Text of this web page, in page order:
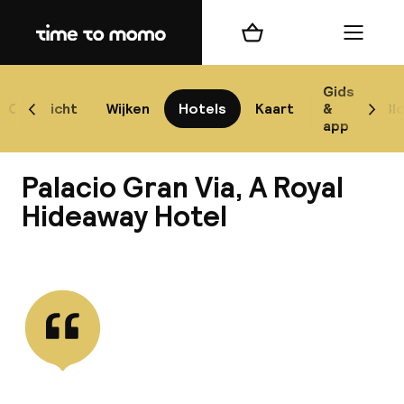
Home
Overzicht Wijken Hotels Kaart
Gids
&
app
Scroll naar links
Winkelmand Menu
Palacio Gran Via, A Royal
Hideaway Hotel